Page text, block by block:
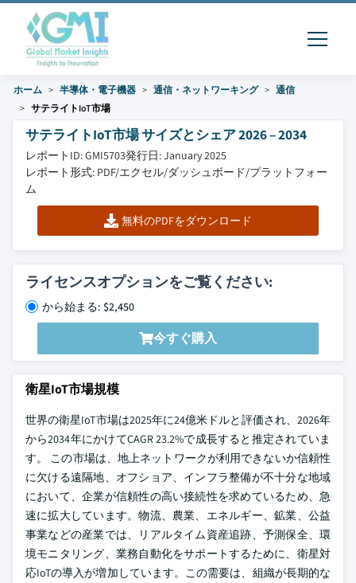
ホーム 半導体・電子機器 通信・ネットワーキング
通信
サテライトIoT市場
サテライトIoT市場 サイズとシェア 2026 – 2034
レポートID: GMI5703発行日: January 2025
レポート形式: PDF/エクセル/ダッシュボード/プラットフォー
ム
無料のPDFをダウンロード
ライセンスオプションをご覧ください:
から始まる: $2,450
今すぐ購入
衛星IoT市場規模
世界の衛星IoT市場は2025年に24億米ドルと評価され、2026年
から2034年にかけてCAGR 23.2%で成長すると推定されていま
す。
この市場は、地上ネットワークが利用できないか信頼性
に欠ける遠隔地、オフショア、インフラ整備が不十分な地域
において、企業が信頼性の高い接続性を求めているため、急
速に拡大しています。物流、農業、エネルギー、鉱業、公益
事業などの産業では、リアルタイム資産追跡、予測保全、環
境モニタリング、業務自動化をサポートするために、衛星対
応IoTの導入が増加しています。この需要は、組織が長期的な